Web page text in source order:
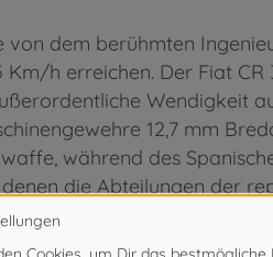
dem berühmten
h erreichen. Der Fiat
Wendigkeit
12,7 mm
während des
die Abteilungen der
Piloten
Bombenflugzeug